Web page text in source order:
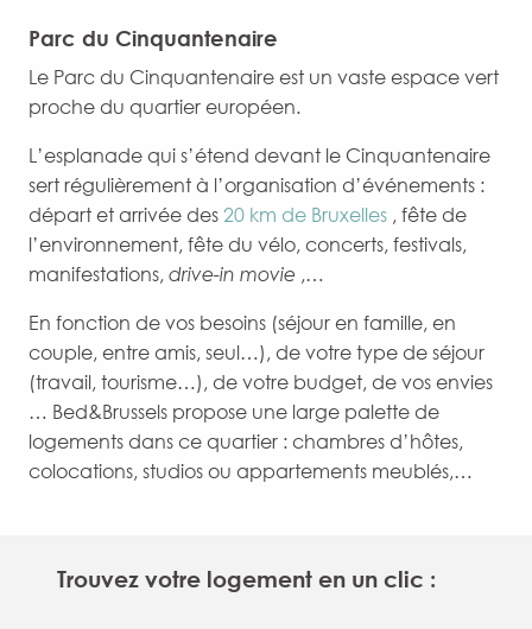
Parc du Cinquantenaire
Le Parc du Cinquantenaire est un vaste espace vert
proche du quartier européen.
L’esplanade qui s’étend devant le Cinquantenaire
sert régulièrement à l’organisation d’événements :
départ et arrivée des 20 km de Bruxelles , fête de
l’environnement, fête du vélo, concerts, festivals,
manifestations, drive-in movie ,…
En fonction de vos besoins (séjour en famille, en
couple, entre amis, seul…), de votre type de séjour
(travail, tourisme…), de votre budget, de vos envies
… Bed&Brussels propose une large palette de
logements dans ce quartier : chambres d’hôtes,
colocations, studios ou appartements meublés,…
Trouvez votre logement en un clic :